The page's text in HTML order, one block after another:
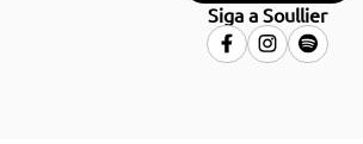
Siga a Soullier